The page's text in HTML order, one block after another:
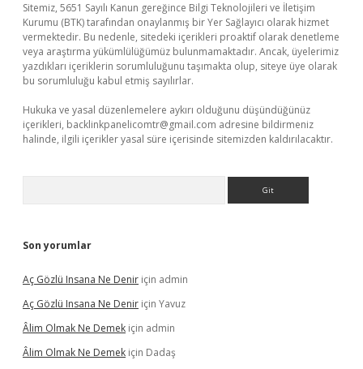
Sitemiz, 5651 Sayılı Kanun gereğince Bilgi Teknolojileri ve İletişim
Kurumu (BTK) tarafından onaylanmış bir Yer Sağlayıcı olarak hizmet
vermektedir. Bu nedenle, sitedeki içerikleri proaktif olarak denetleme
veya araştırma yükümlülüğümüz bulunmamaktadır. Ancak, üyelerimiz
yazdıkları içeriklerin sorumluluğunu taşımakta olup, siteye üye olarak
bu sorumluluğu kabul etmiş sayılırlar.
Hukuka ve yasal düzenlemelere aykırı olduğunu düşündüğünüz
içerikleri, backlinkpanelicomtr@gmail.com adresine bildirmeniz
halinde, ilgili içerikler yasal süre içerisinde sitemizden kaldırılacaktır.
Son yorumlar
Aç Gözlü Insana Ne Denir için admin
Aç Gözlü Insana Ne Denir için Yavuz
Âlim Olmak Ne Demek için admin
Âlim Olmak Ne Demek için Dadaş